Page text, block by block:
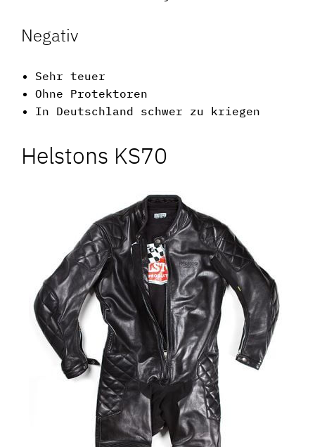
Negativ
Sehr teuer
Ohne Protektoren
In Deutschland schwer zu kriegen
Helstons KS70